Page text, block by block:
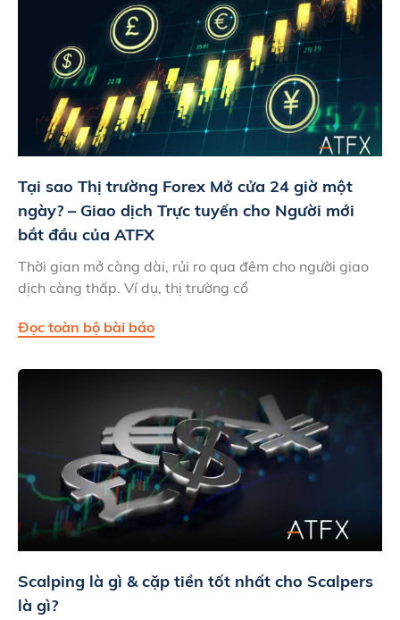
Tại sao Thị trường Forex Mở cửa 24 giờ một
ngày? – Giao dịch Trực tuyến cho Người mới
bắt đầu của ATFX
Thời gian mở càng dài, rủi ro qua đêm cho người giao
dịch càng thấp. Ví dụ, thị trường cổ
Đọc toàn bộ bài báo
Scalping là gì & cặp tiền tốt nhất cho Scalpers
là gì?